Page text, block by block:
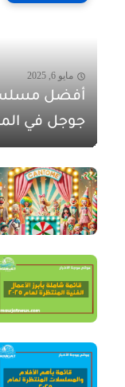
مايو 6, 2025
جوجل في